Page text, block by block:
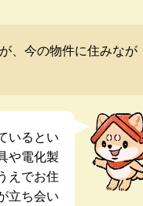
、今の物件に住みなが
いるとい
や電化製
えでお住
立ち会い